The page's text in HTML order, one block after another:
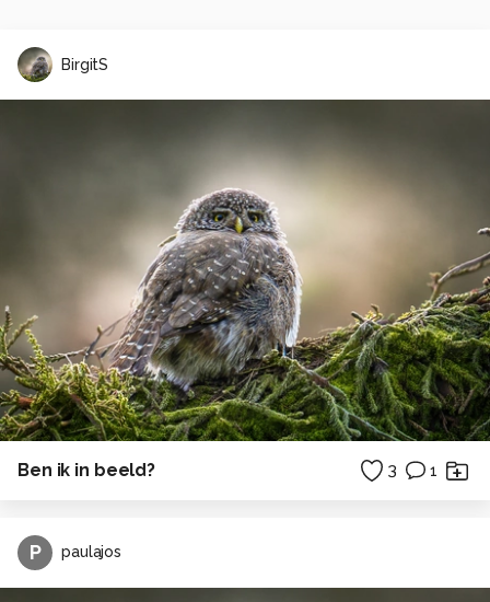
BirgitS
Ben ik in beeld? 3 1
P paulajos